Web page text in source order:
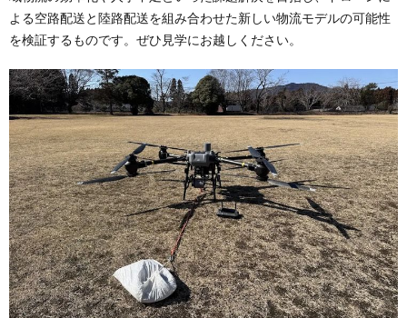
よる空路配送と陸路配送を組み合わせた新しい物流モデルの可能性
を検証するものです。ぜひ見学にお越しください。